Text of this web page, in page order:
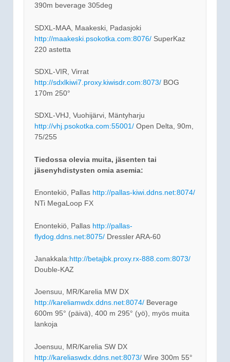
390m beverage 305deg
SDXL-MAA, Maakeski, Padasjoki
http://maakeski.psokotka.com:8076/ SuperKaz
220 astetta
SDXL-VIR, Virrat
http://sdxlkiwi7.proxy.kiwisdr.com:8073/ BOG
170m 250°
SDXL-VHJ, Vuohijärvi, Mäntyharju
http://vhj.psokotka.com:55001/ Open Delta, 90m,
75/255
Tiedossa olevia muita, jäsenten tai
jäsenyhdistysten omia asemia:
Enontekiö, Pallas http://pallas-kiwi.ddns.net:8074/
NTi MegaLoop FX
Enontekiö, Pallas http://pallas-
flydog.ddns.net:8075/ Dressler ARA-60
Janakkala:http://betajbk.proxy.rx-888.com:8073/
Double-KAZ
Joensuu, MR/Karelia MW DX
http://kareliamwdx.ddns.net:8074/ Beverage
600m 95° (päivä), 400 m 295° (yö), myös muita
lankoja
Joensuu, MR/Karelia SW DX
http://kareliaswdx.ddns.net:8073/ Wire 300m 55°